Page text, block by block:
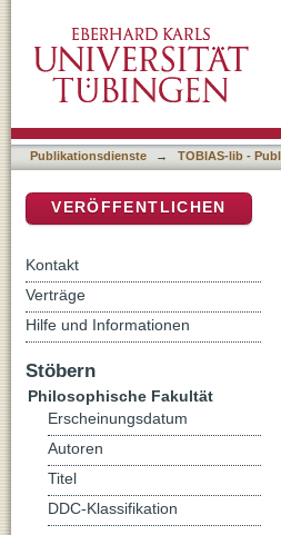
Publikationsdienste → TOBIAS-lib -
VERÖFFENTLICHEN
Kontakt
Verträge
Hilfe und Informationen
Stöbern
Philosophische Fakultät
Erscheinungsdatum
Autoren
Titel
DDC-Klassifikation